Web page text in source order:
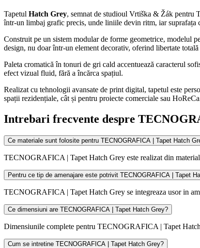
Tapetul Hatch Grey, semnat de studioul Vrtiška & Žák pentru
într-un limbaj grafic precis, unde liniile devin ritm, iar suprafața
Construit pe un sistem modular de forme geometrice, modelul
design, nu doar într-un element decorativ, oferind libertate
Paleta cromatică în tonuri de gri cald accentuează caracterul
efect vizual fluid, fără a încărca spațiul.
Realizat cu tehnologii avansate de print digital, tapetul este
spații rezidențiale, cât și pentru proiecte comerciale sau
Intrebari frecvente despre
Ce materiale sunt folosite pentru TECNOGRAFICA | Tapet Hatch
TECNOGRAFICA | Tapet Hatch Grey este realizat din
Pentru ce tip de amenajare este potrivit TECNOGRAFICA | Tapet
TECNOGRAFICA | Tapet Hatch Grey se integreaza usor in
Ce dimensiuni are TECNOGRAFICA | Tapet Hatch Grey?
Dimensiunile complete pentru TECNOGRAFICA | Tapet
Cum se intretine TECNOGRAFICA | Tapet Hatch Grey?